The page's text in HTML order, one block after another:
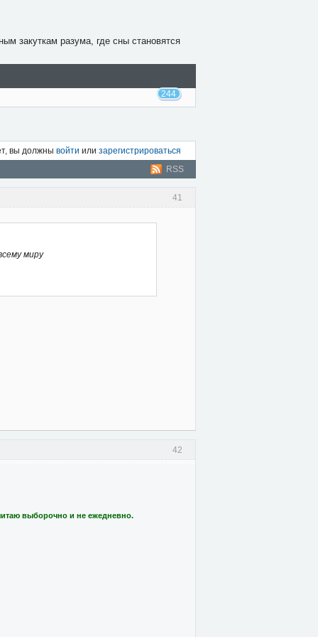
закуткам разума, где сны становятся
244
вы должны войти или зарегистрироваться
RSS
41
миру
42
выборочно и не ежедневно.